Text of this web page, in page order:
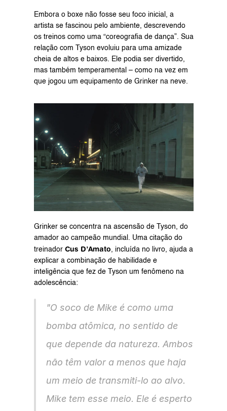
Embora o boxe não fosse seu foco inicial, a
artista se fascinou pelo ambiente, descrevendo
os treinos como uma “coreografia de dança”. Sua
relação com Tyson evoluiu para uma amizade
cheia de altos e baixos. Ele podia ser divertido,
mas também temperamental – como na vez em
que jogou um equipamento de Grinker na neve.
Grinker se concentra na ascensão de Tyson, do
amador ao campeão mundial. Uma citação do
treinador Cus D’Amato, incluída no livro, ajuda a
explicar a combinação de habilidade e
inteligência que fez de Tyson um fenômeno na
adolescência:
"O soco de Mike é como uma
bomba atômica, no sentido de
que depende da natureza. Ambos
não têm valor a menos que haja
um meio de transmiti-lo ao alvo.
Mike tem esse meio. Ele é esperto